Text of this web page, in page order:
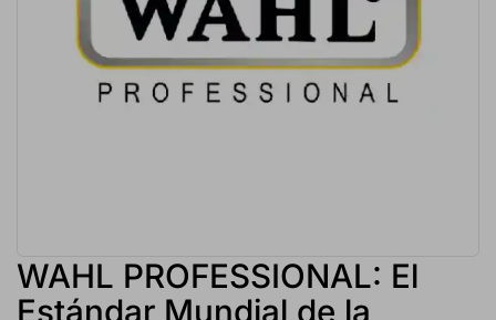
WAHL PROFESSIONAL: El
Estándar Mundial de la